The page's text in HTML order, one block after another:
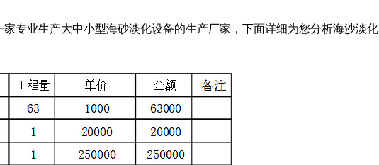
专业生产大中小型海砂淡化设备的生产厂家，下面详细为您分析海沙淡化